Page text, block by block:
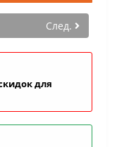
След.
для